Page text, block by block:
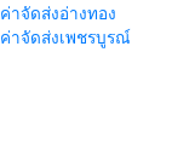
ค่าจัดส่งอ่างทอง
ค่าจัดส่งเพชรบูรณ์